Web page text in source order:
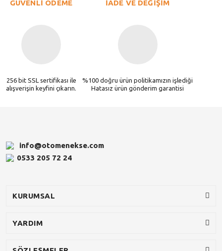
GÜVENLİ ÖDEME
256 bit SSL sertifikası ile
alışverişin keyfini çıkarın.
İADE VE DEĞİŞİM
%100 doğru ürün politikamızın işlediği
Hatasız ürün gönderim garantisi
info@otomenekse.com
0533 205 72 24
KURUMSAL
YARDIM